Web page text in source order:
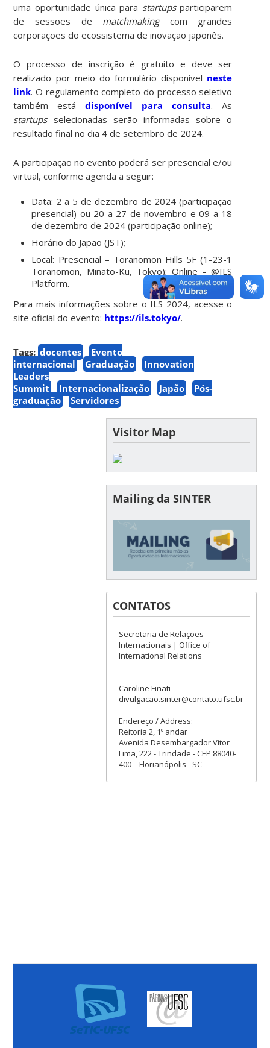
uma oportunidade única para startupsparticiparem
de sessões de matchmakingcom grandes
corporações do ecossistema de inovação japonês.
O processo de inscrição é gratuito e deve ser
realizado por meio do formulário disponível neste
link. O regulamento completo do processo seletivo
também estádisponível para consulta. As
startupsselecionadas serão informadas sobre o
resultado final no dia 4 de setembro de 2024.
A participação no evento poderá ser presencial e/ou
virtual, conforme agenda a seguir:
Data: 2 a 5 de dezembro de 2024 (participação
presencial) ou 20 a 27 de novembro e 09 a 18
de dezembro de 2024 (participação online);
Horário do Japão (JST);
Local: Presencial – Toranomon Hills 5F (1-23-1
Toranomon, Minato-Ku, Tokyo); Online – @ILS
Platform.
Para mais informações sobre o ILS 2024, acesse o
site oficial do evento: https://ils.tokyo/.
Tags: docentes
Evento
internacional
Graduação
Innovation
Leaders
Summit
Internacionalização Japão
Pós-
graduação
Servidores
Visitor Map
Mailing da SINTER
CONTATOS
Secretaria de Relações
Internacionais | Office of
International Relations
Caroline Finati
divulgacao.sinter@contato.ufsc.br
Endereço / Address:
Reitoria 2, 1º andar
Avenida Desembargador Vitor
Lima, 222 - Trindade - CEP 88040-
400 – Florianópolis - SC